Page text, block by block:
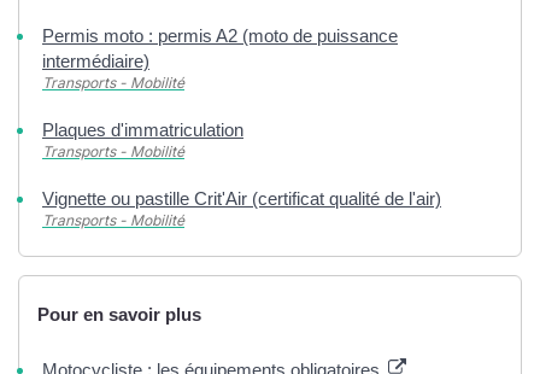
Permis moto : permis A2 (moto de puissance
intermédiaire)
Transports - Mobilité
Plaques d'immatriculation
Transports - Mobilité
Vignette ou pastille Crit'Air (certificat qualité de l'air)
Transports - Mobilité
Pour en savoir plus